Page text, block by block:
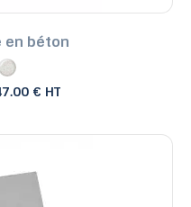
en béton
€ HT